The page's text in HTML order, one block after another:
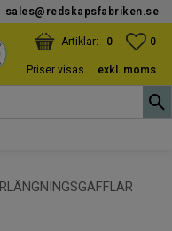
sales@redskapsfabriken.se
0
KUNDVAGN
ANTAL PRODUKTER:
0
Priser visas
exkl. moms